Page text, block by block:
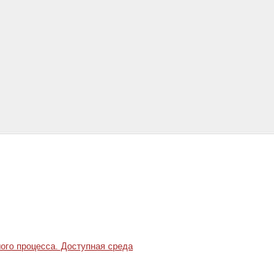
процесса. Доступная среда